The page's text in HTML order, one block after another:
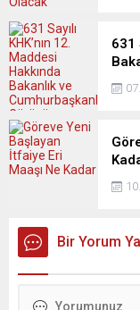
631
Bir Yorum